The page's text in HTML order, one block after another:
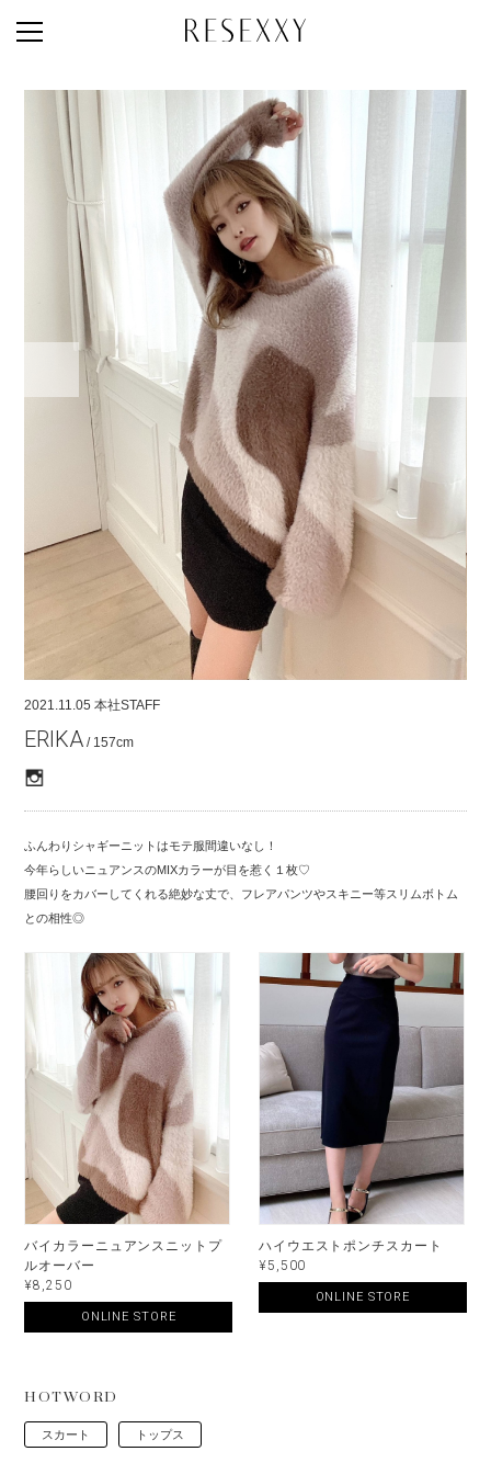
STAFF STYLE
2021.11.05 本社STAFF
ERIKA / 157cm
ふんわりシャギーニットはモテ服間違いなし！
今年らしいニュアンスのMIXカラーが目を惹く１枚♡
腰回りをカバーしてくれる絶妙な丈で、フレアパンツやスキニー等スリムボトム
との相性◎
バイカラーニュアンスニットプ
ルオーバー
¥8,250
ONLINE STORE
ハイウエストポンチスカート
¥5,500
ONLINE STORE
HOTWORD
スカート トップス
NEWS
MAGAZINE
LOOK BOOK
NEW ARRIVAL
RANKING
STYLE PHOTO
ACCOUNT
SHOP LIST
CONCEPT
ONLINE STORE
COMPANY
CONTACT
FOR BUSINESS PARTNER